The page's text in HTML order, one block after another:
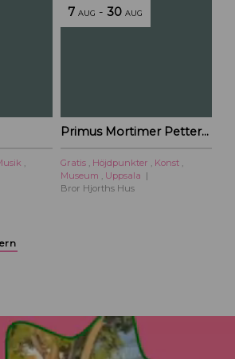
,
7 AUG -30 AUG
Primus Mortimer Pettersson
Gratis , Höjdpunkter , Konst ,
Museum , Uppsala
Bror Hjorths Hus